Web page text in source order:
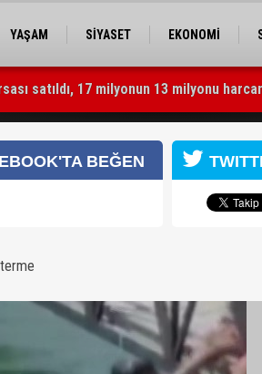
YAŞAM SİYASET EKONOMİ
satıldı, 17 milyonun 13 milyonu
Emek Ödülleri’nin sahipleri belli oldu
kişi son anda kurtarıldı
BEĞEN